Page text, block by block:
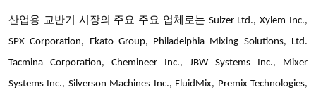
산업용 교반기 시장의 주요 주요 업체로는 Sulzer Ltd., Xylem Inc.,
SPX Corporation, Ekato Group, Philadelphia Mixing Solutions, Ltd.
Tacmina Corporation, Chemineer Inc., JBW Systems Inc., Mixer
Systems Inc., Silverson Machines Inc., FluidMix, Premix Technologies,